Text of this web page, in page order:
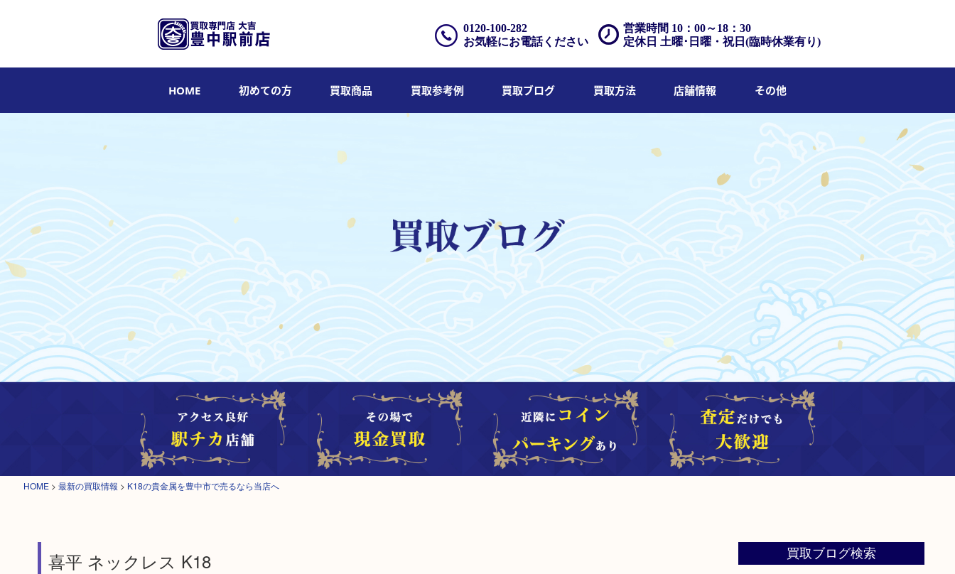
営業時間 10：00～18：30
定休日 土曜･日曜・祝日(臨時休業有り)
0120-100-282
お気軽にお電話ください
HOME 初めての方 買取商品 買取参考例 買取ブログ 買取方法 店舗情報 その他
HOME > 最新の買取情報 > K18の貴金属を豊中市で売るなら当店へ
喜平 ネックレス K18 買取ブログ検索